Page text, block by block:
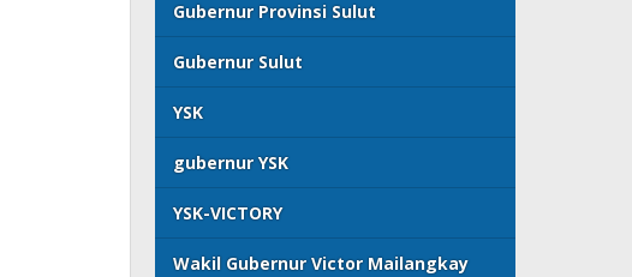
Gubernur Provinsi Sulut
Gubernur Sulut
YSK
gubernur YSK
YSK-VICTORY
Wakil Gubernur Victor Mailangkay